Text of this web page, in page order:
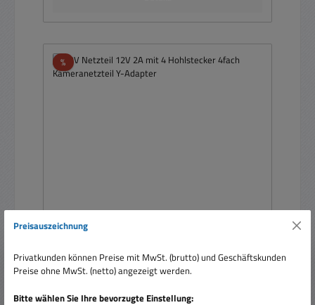
%Rabatt
12V Netzteil 12V 2A mit 4 Hohlstecker 4fach
Preisauszeichnung
Privatkunden können Preise mit MwSt. (brutto) und Geschäftskunden
Preise ohne MwSt. (netto) angezeigt werden.
Bitte wählen Sie Ihre bevorzugte Einstellung: